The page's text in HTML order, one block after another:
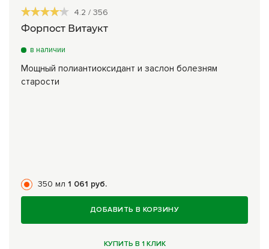
4.2 / 356
Форпост Витаукт
в наличии
Мощный полиантиоксидант и заслон болезням
старости
350 мл 1 061 руб.
ДОБАВИТЬ В КОРЗИНУ
КУПИТЬ В 1 КЛИК